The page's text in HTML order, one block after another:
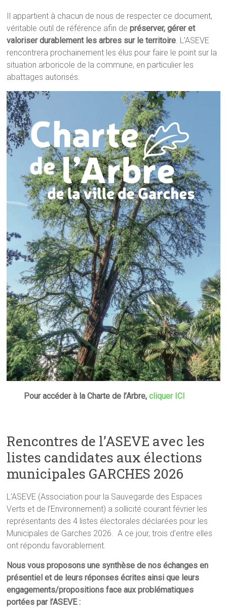
Il appartient à chacun de nous de respecter ce document,
véritable outil de référence afin depréserver, gérer et
valoriser durablement les arbres sur le territoire. L’ASEVE
rencontrera prochainement les élus pour faire le point sur la
situation arboricole de la commune, en particulier les
abattages autorisés.
Pour accéder à la Charte de l’Arbre,cliquer ICI
Rencontres de l’ASEVE avec les
listes candidates aux élections
municipales GARCHES 2026
L’ASEVE (Association pour la Sauvegarde des Espaces
Verts et de l’Environnement) a sollicité courant février les
représentants des 4 listes électorales déclarées pour les
Municipales de Garches 2026. A ce jour, trois d’entre elles
ont répondu favorablement.
Nous vous proposons une synthèse de nos échanges en
présentiel et de leurs réponses écrites ainsi que leurs
engagements/propositions face aux problématiques
portées par l’ASEVE :